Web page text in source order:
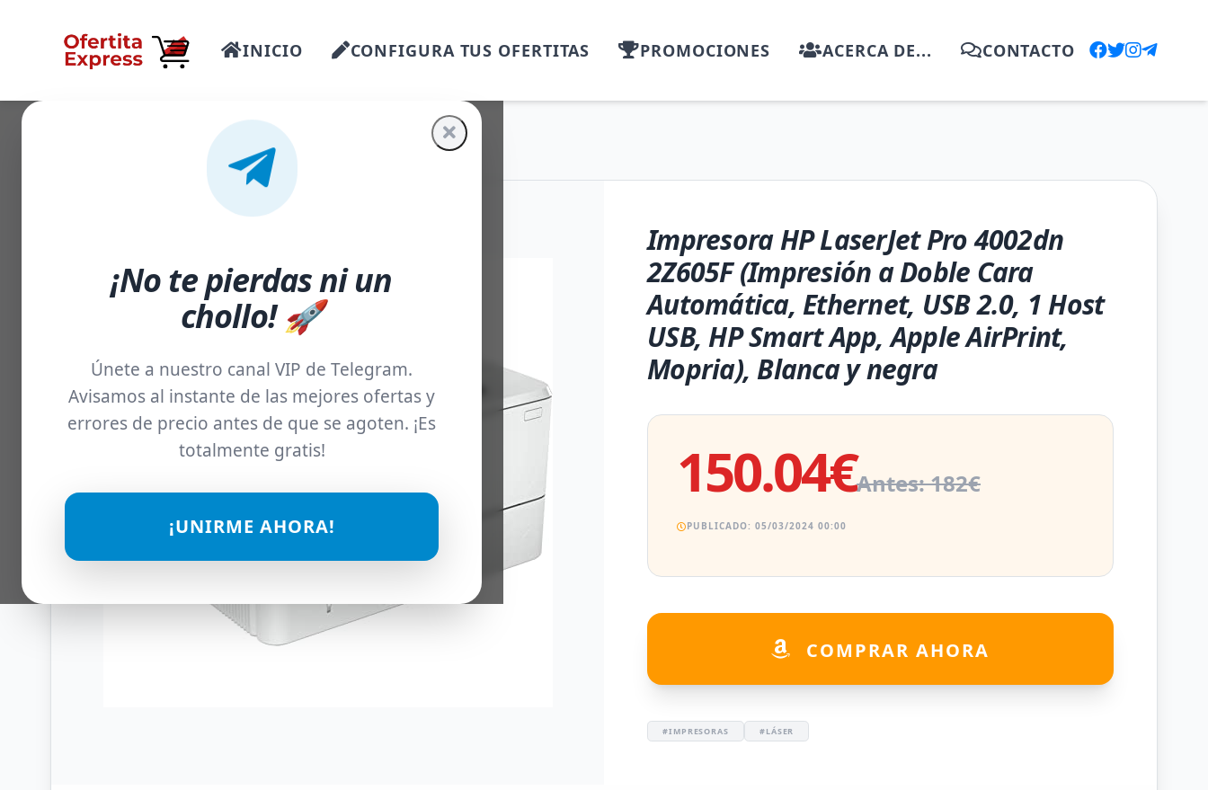
INICIO CONFIGURA TUS OFERTITAS PROMOCIONES ACERCA DE... CONTACTO
¡No te pierdas ni un
chollo! 🚀
Únete a nuestro canal VIP de Telegram.
Avisamos al instante de las mejores ofertas y
errores de precio antes de que se agoten. ¡Es
totalmente gratis!
¡UNIRME AHORA!
Impresora HP LaserJet Pro 4002dn
2Z605F (Impresión a Doble Cara
Automática, Ethernet, USB 2.0, 1 Host
USB, HP Smart App, Apple AirPrint,
Mopria), Blanca y negra
150.04€Antes: 182€
PUBLICADO: 05/03/2024 00:00
COMPRAR AHORA
#IMPRESORAS #LÁSER